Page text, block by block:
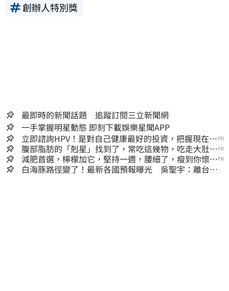
創辦人特別獎
最即時的新聞話題 追蹤訂閱三立新聞網
一手掌握明星動態 即刻下載娛樂星聞APP
立即諮詢HPV！是對自己健康最好的投資，把握現在不
嫌晚！
PR
腹部脂肪的「剋星」找到了，常吃這幾物，吃走大肚
囊，瘦出小蠻腰
PR
減肥首選，檸檬加它，堅持一週，腰細了，瘦到你懷疑
人生
PR
白海豚路徑變了！最新各國預報曝光 吳聖宇：離台灣